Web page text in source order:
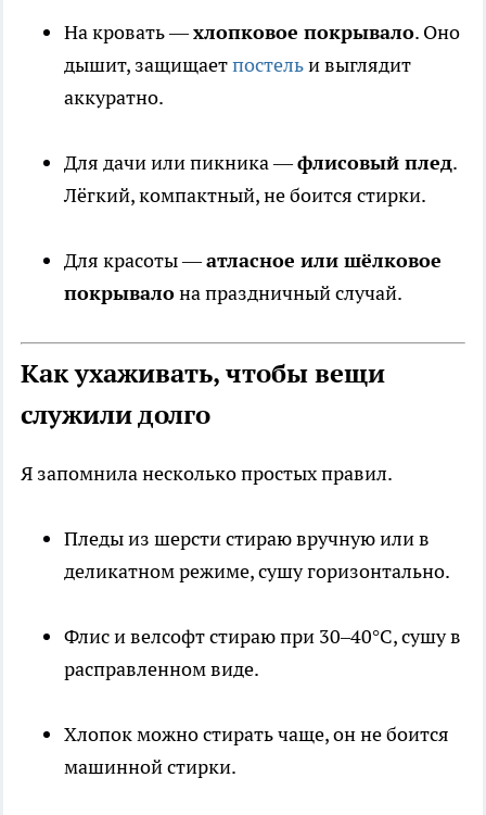
На кровать —хлопковое покрывало. Оно
дышит, защищаетпостельи выглядит
аккуратно.
Для дачи или пикника —флисовый плед.
Лёгкий, компактный, не боится стирки.
Для красоты —атласное или шёлковое
покрывалона праздничный случай.
Как ухаживать, чтобы вещи
служили долго
Я запомнила несколько простых правил.
Пледы из шерсти стираю вручную или в
деликатном режиме, сушу горизонтально.
Флис и велсофт стираю при 30–40°C, сушу в
расправленном виде.
Хлопок можно стирать чаще, он не боится
машинной стирки.